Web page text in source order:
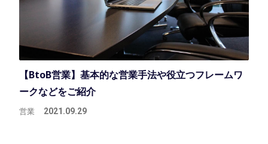
【BtoB営業】基本的な営業手法や役立つフレームワ
ークなどをご紹介
営業 2021.09.29